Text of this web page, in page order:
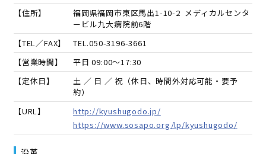
【住所】
福岡県福岡市東区馬出1-10-2 メディカルセンタ
ービル九大病院前6階
【TEL／FAX】
TEL.050-3196-3661
【営業時間】
平日 09:00～17:30
【定休日】
土 ／ 日 ／ 祝（休日、時間外対応可能・要予
約）
【URL】
http://kyushugodo.jp/
https://www.sosapo.org/lp/kyushugodo/